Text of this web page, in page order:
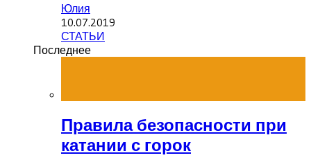
Юлия
10.07.2019
СТАТЬИ
Последнее
Правила безопасности при
катании с горок